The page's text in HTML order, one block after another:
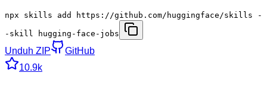
npx skills add https://github.com/huggingface/skills -
-skill hugging-face-jobs
Unduh ZIP
GitHub
10.9k